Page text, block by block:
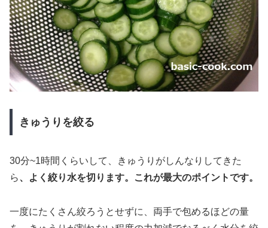
きゅうりを絞る
30分~1時間くらいして、きゅうりがしんなりしてきた
ら、よく絞り水を切ります。これが最大のポイントです。
一度にたくさん絞ろうとせずに、両手で包めるほどの量